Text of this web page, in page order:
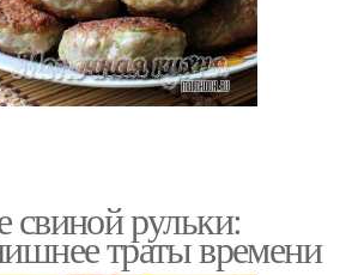
свиной рульки:
траты времени